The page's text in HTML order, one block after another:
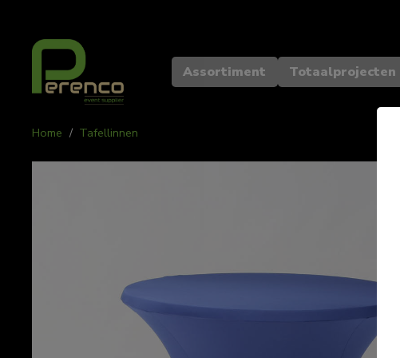
Assortiment Totaalprojecten
Home / Tafellinnen